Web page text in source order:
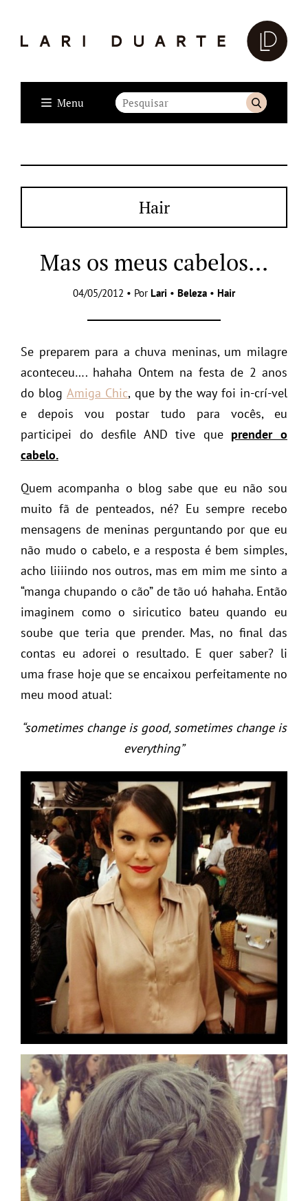
Menu
Hair
Mas os meus cabelos…
04/05/2012 • Por Lari • Beleza • Hair
Se preparem para a chuva meninas, um milagre
aconteceu…. hahaha Ontem na festa de 2 anos
do blog Amiga Chic, que by the way foi in-crí-vel
e depois vou postar tudo para vocês, eu
participei do desfile AND tive que prender o
cabelo.
Quem acompanha o blog sabe que eu não sou
muito fã de penteados, né? Eu sempre recebo
mensagens de meninas perguntando por que eu
não mudo o cabelo, e a resposta é bem simples,
acho liiiindo nos outros, mas em mim me sinto a
“manga chupando o cão” de tão uó hahaha. Então
imaginem como o siricutico bateu quando eu
soube que teria que prender. Mas, no final das
contas eu adorei o resultado. E quer saber? li
uma frase hoje que se encaixou perfeitamente no
meu mood atual:
“sometimes change is good, sometimes change is
everything”